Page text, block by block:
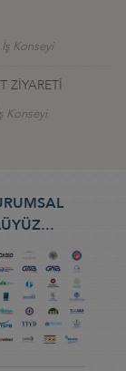
İş Konseyi
ZİYARETİ
Konseyi